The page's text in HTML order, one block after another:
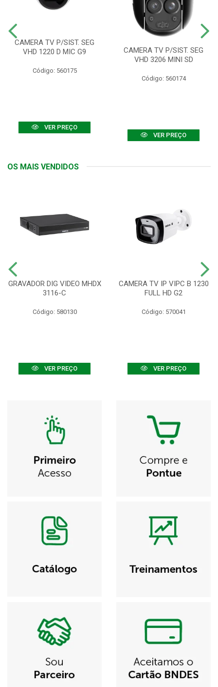
CAMERA TV P/SIST. SEG
VHD 1220 D MIC G9
Código: 560175
VER PREÇO
CAMERA TV P/SIST. SEG
VHD 3206 MINI SD
Código: 560174
VER PREÇO
OS MAIS VENDIDOS
GRAVADOR DIG VIDEO MHDX
3116-C
Código: 580130
VER PREÇO
CAMERA TV IP VIPC B 1230
FULL HD G2
Código: 570041
VER PREÇO